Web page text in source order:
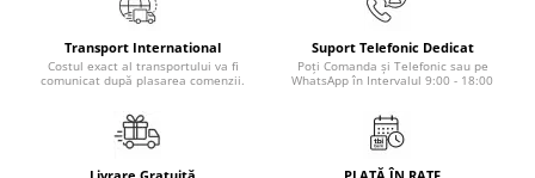
Clasa I
Clasa pregatitoare
Limbi Straine
Transport International
Costul exact al transportului va fi
comunicat după plasarea comenzii.
Suport Telefonic Dedicat
Poți Comanda și Telefonic sau pe
WhatsApp în Intervalul 9:00 - 18:00